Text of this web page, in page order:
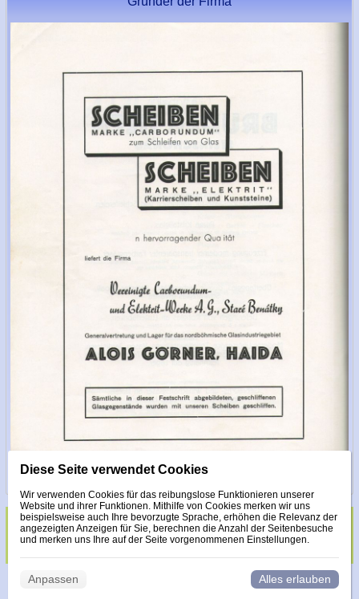
Glas veredelt mit Steinen Made with Swarovski
www.wexbo.com
Diese Seite verwendet Cookies
Wir verwenden Cookies für das reibungslose Funktionieren unserer
Website und ihrer Funktionen. Mithilfe von Cookies merken wir uns
beispielsweise auch Ihre bevorzugte Sprache, erhöhen die Relevanz der
angezeigten Anzeigen für Sie, berechnen die Anzahl der Seitenbesuche
und merken uns Ihre auf der Seite vorgenommenen Einstellungen.
Anpassen Alles erlauben